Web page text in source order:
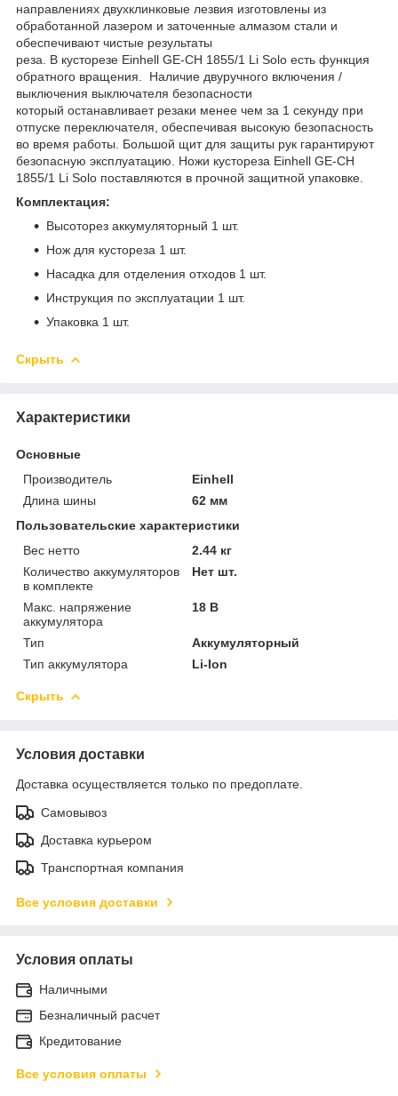
направлениях двухклинковые лезвия изготовлены из
обработанной лазером и заточенные алмазом стали и
обеспечивают чистые результаты
реза. В кусторезе Einhell GE-CH 1855/1 Li Solo есть функция
обратного вращения. Наличие двуручного включения /
выключения выключателя безопасности
который останавливает резаки менее чем за 1 секунду при
отпуске переключателя, обеспечивая высокую безопасность
во время работы. Большой щит для защиты рук гарантируют
безопасную эксплуатацию. Ножи кустореза Einhell GE-CH
1855/1 Li Solo поставляются в прочной защитной упаковке.
Комплектация:
Высоторез аккумуляторный 1 шт.
Нож для кустореза 1 шт.
Насадка для отделения отходов 1 шт.
Инструкция по эксплуатации 1 шт.
Упаковка 1 шт.
Скрыть
Характеристики
Основные
Производитель
Einhell
Длина шины
62 мм
Пользовательские характеристики
Вес нетто
2.44 кг
Количество аккумуляторов
в комплекте
Нет шт.
Макс. напряжение
аккумулятора
18 В
Тип
Аккумуляторный
Тип аккумулятора
Li-Ion
Скрыть
Условия доставки
Доставка осуществляется только по предоплате.
Самовывоз
Доставка курьером
Транспортная компания
Все условия доставки
Условия оплаты
Наличными
Безналичный расчет
Кредитование
Все условия оплаты